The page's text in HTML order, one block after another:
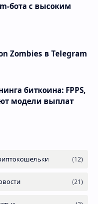
бота с высоким
Zombies в Telegram
биткоина: FPPS,
модели выплат